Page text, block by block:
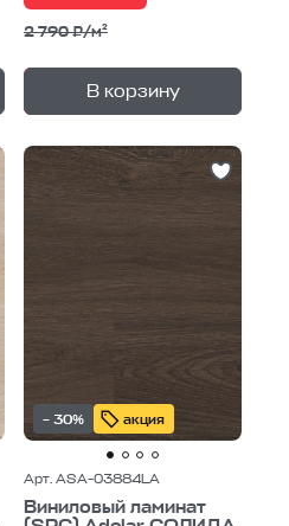
2 790 ₽/м²
В корзину
— 1уп.
– 30% акция
Арт. ASA-03884LA
Виниловый ламинат